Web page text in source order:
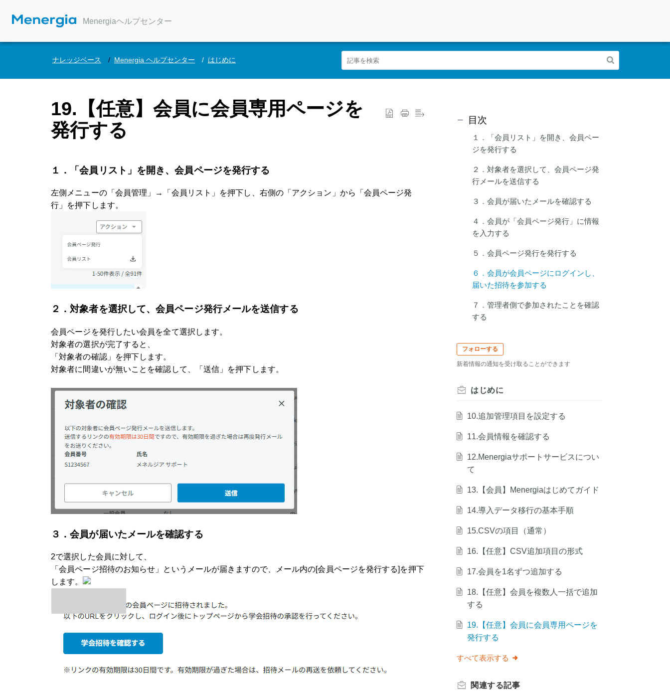
Menergiaヘルプセンター
ナレッジベース Menergia ヘルプセンター はじめに
19.【任意】会員に会員専用ページを
発行する
１． 「会員リスト」を開き、会員ページを発行する
左側メニューの「会員管理」→「会員リスト」 を押下し、 右側の「アクション」から「会員ページ発
行」を押下します。
２．対象者を選択して、会員ページ発行メールを送信する
会員ページを発行したい会員を全て選択します。
対象者の選択が完了すると、
「対象者の確認」を押下します。
対象者に間違いが無いことを確認して、「送信」を押下します。
３．会員が届いたメールを確認する
2で選択した会員に対して、
「会員ページ招待のお知らせ」というメールが届きますので、メール内の[会員ページを発行する]を押下
します。
目次
１．「会員リスト」を開き、会員ペー
ジを発行する
２．対象者を選択して、会員ページ発
行メールを送信する
３．会員が届いたメールを確認する
４．会員が「会員ページ発行」に情報
を入力する
５．会員ページ発行を発行する
６．会員が会員ページにログインし、
届いた招待を参加する
７．管理者側で参加されたことを確認
する
フォローする
新着情報の通知を受け取ることができます
はじめに
10.追加管理項目を設定する
11.会員情報を確認する
12.Menergiaサポートサービスについ
て
13.【会員】Menergiaはじめてガイド
14.導入データ移行の基本手順
15.CSVの項目（通常）
16.【任意】CSV追加項目の形式
17.会員を1名ずつ追加する
18.【任意】会員を複数人一括で追加
する
19.【任意】会員に会員専用ページを
発行する
すべて表示する
関連する記事